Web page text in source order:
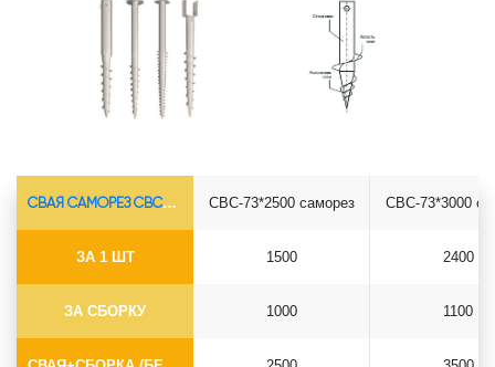
СВАЯ САМОРЕЗ СВС-Ø73*5.5
ЗА 1 ШТ
ЗА СБОРКУ
СВС-73*2500 саморез
1500
1000
СВС-73*3000
2400
1100